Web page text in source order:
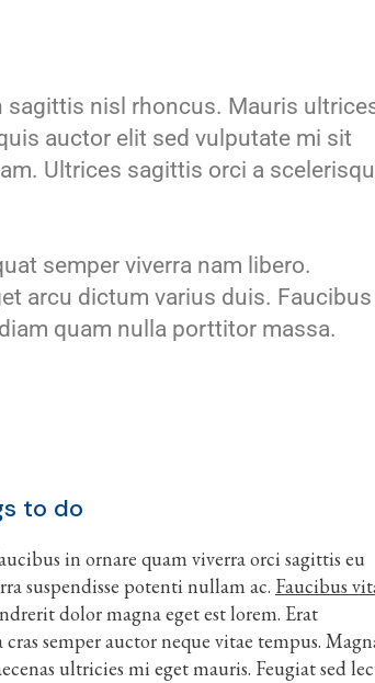
sagittis nisl rhoncus. Mauris
auctor elit sed vulputate mi sit
Ultrices sagittis orci a
semper viverra nam libero.
arcu dictum varius duis. Faucibus
quam nulla porttitor massa.
to do
in ornare quam viverra orci sagittis eu
suspendisse potenti nullam ac. Faucibus
dolor magna eget est lorem. Erat
semper auctor neque vitae tempus.
ultricies mi eget mauris. Feugiat sed